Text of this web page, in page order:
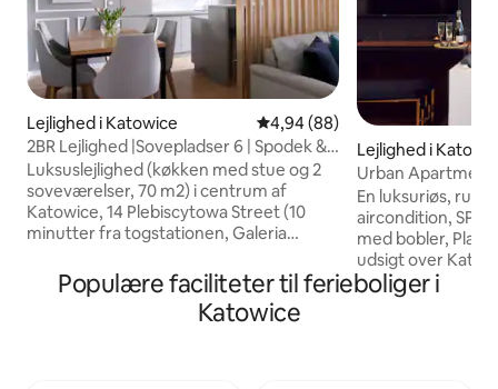
Lejlighed i Katowice 4,94 ud af 5 i gennemsnitlig
4,94 (88)
2BR Lejlighed |Sovepladser 6 | Spodek &
Congress Centre
Luksuslejlighed (køkken med stue og 2
soveværelser, 70 m2) i centrum af
Katowice, 14 Plebiscytowa Street (10
minutter fra togstationen, Galeria
Lejlighed med balkon i et smukt
lejlighedshus med elevator. Moderne
møbler og interessant indretning. 70
Lejlighed i
Urban
Global
En luksuriøs,
aircondition,
med bobler, Play
udsigt over
etage. 1x kingsize-dobbeltseng 180 x
200 cm 1x seng 160 x
Populære faciliteter til ferieboliger i
Katowice